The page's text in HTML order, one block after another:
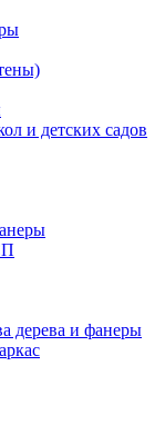
и детских садов
дерева и фанеры